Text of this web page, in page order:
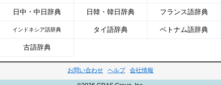
日中・中日辞典 日韓・韓日辞典 フランス語辞典
インドネシア語辞典 タイ語辞典 ベトナム語辞典
古語辞典
お問い合わせ ヘルプ 会社情報